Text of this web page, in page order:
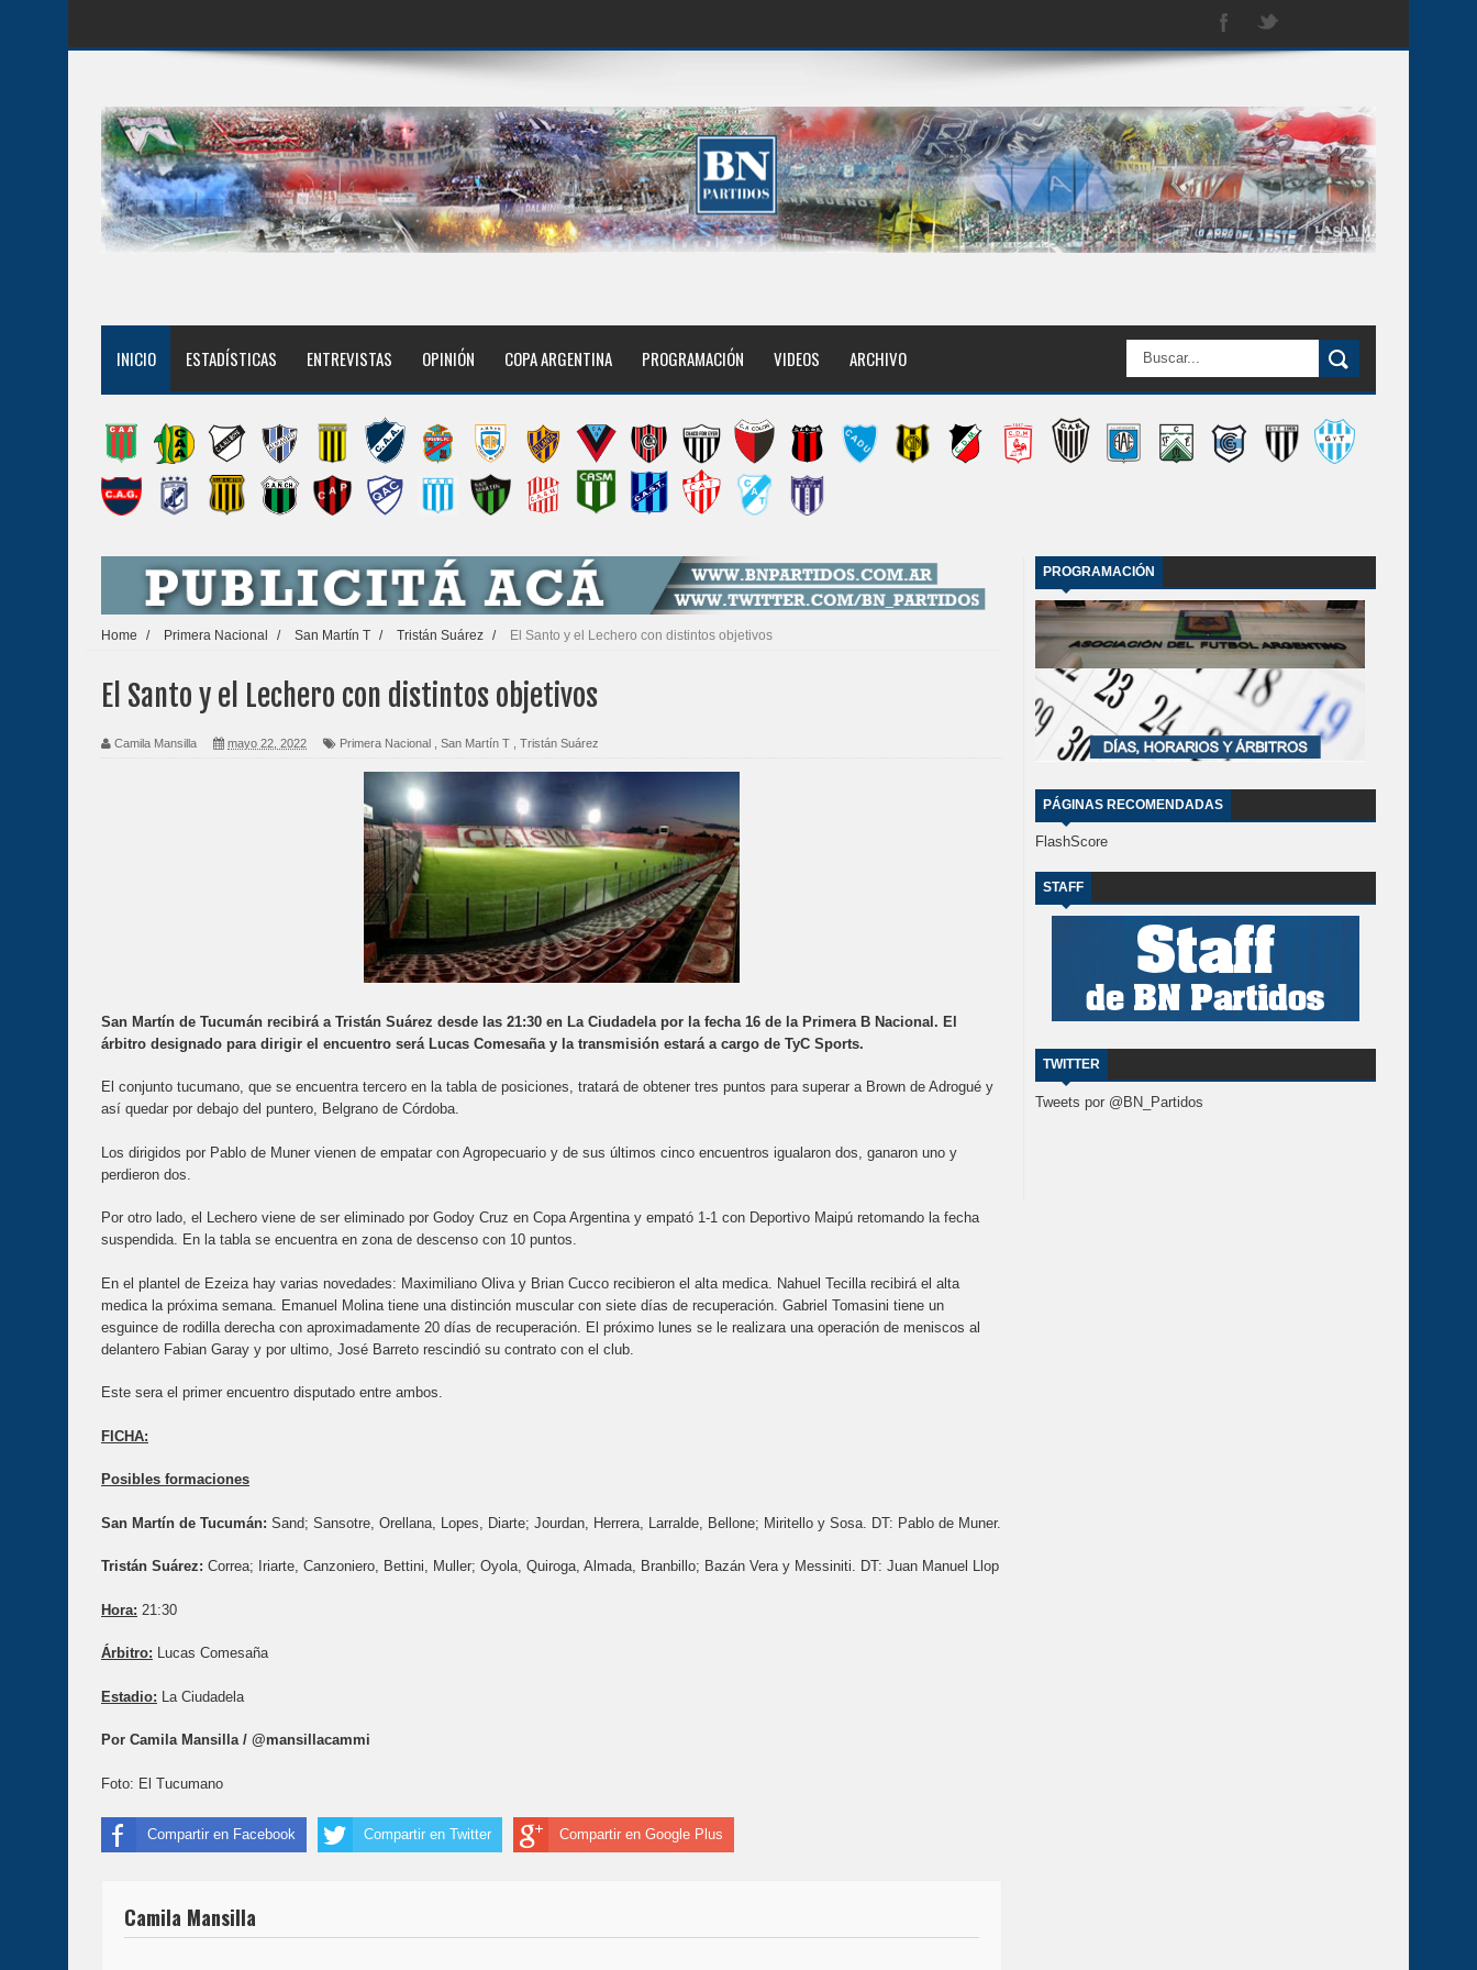
INICIO ESTADÍSTICAS ENTREVISTAS OPINIÓN COPA ARGENTINA PROGRAMACIÓN VIDEOS ARCHIVO
Home / Primera Nacional / San Martín T / Tristán Suárez / El Santo y el Lechero con distintos objetivos
El Santo y el Lechero con distintos objetivos
Camila Mansilla mayo 22, 2022 Primera Nacional San Martín T Tristán Suárez
San Martín de Tucumán recibirá a Tristán Suárez desde las 21:30 en La Ciudadela por la fecha 16 de la Primera B Nacional. El
árbitro designado para dirigir el encuentro será Lucas Comesaña y la transmisión estará a cargo de TyC Sports.
El conjunto tucumano, que se encuentra tercero en la tabla de posiciones, tratará de obtener tres puntos para superar a Brown de Adrogué y
así quedar por debajo del puntero, Belgrano de Córdoba.
Los dirigidos por Pablo de Muner vienen de empatar con Agropecuario y de sus últimos cinco encuentros igualaron dos, ganaron uno y
perdieron dos.
Por otro lado, el Lechero viene de ser eliminado por Godoy Cruz en Copa Argentina y empató 1-1 con Deportivo Maipú retomando la fecha
suspendida. En la tabla se encuentra en zona de descenso con 10 puntos.
En el plantel de Ezeiza hay varias novedades: Maximiliano Oliva y Brian Cucco recibieron el alta medica. Nahuel Tecilla recibirá el alta
medica la próxima semana. Emanuel Molina tiene una distinción muscular con siete días de recuperación. Gabriel Tomasini tiene un
esguince de rodilla derecha con aproximadamente 20 días de recuperación. El próximo lunes se le realizara una operación de meniscos al
delantero Fabian Garay y por ultimo, José Barreto rescindió su contrato con el club.
Este sera el primer encuentro disputado entre ambos.
FICHA:
Posibles formaciones
San Martín de Tucumán: Sand; Sansotre, Orellana, Lopes, Diarte; Jourdan, Herrera, Larralde, Bellone; Miritello y Sosa. DT: Pablo de Muner.
Tristán Suárez: Correa; Iriarte, Canzoniero, Bettini, Muller; Oyola, Quiroga, Almada, Branbillo; Bazán Vera y Messiniti. DT: Juan Manuel Llop
Hora: 21:30
Árbitro: Lucas Comesaña
Estadio: La Ciudadela
Por Camila Mansilla / @mansillacammi
Foto: El Tucumano
Compartir en Facebook Compartir en Twitter Compartir en Google Plus
Camila Mansilla
PROGRAMACIÓN
PÁGINAS RECOMENDADAS
FlashScore
STAFF
TWITTER
Tweets por @BN_Partidos